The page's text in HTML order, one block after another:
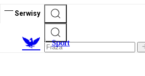
Serwisy
Sport